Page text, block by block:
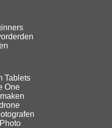
Tablets
One